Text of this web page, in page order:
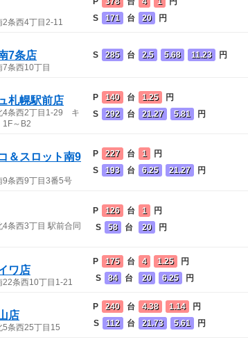
2条西4丁目2-11
S
171 台
20
円
7条店
条西10丁目
S 285 台 2.5 5.68 11.23 円
札幌駅前店
4条西2丁目1-29 キ
～B2
P 140
台
S
292 台
1.25
円
21.27
5.81 円
＆スロット南9
9条西9丁目3番5号
P 227
台
S
193 台
1
円
6.25
21.27 円
条西3丁目 駅前合同
P 126
台
S
58 台
1
円
20
円
ワ店
22条西10丁目1-21
P 175
台
S
84 台
4 1.25
円
20
6.25 円
店
5条西25丁目15
P 240
台
S
112 台
4.38 1.14
円
21.73
5.61 円